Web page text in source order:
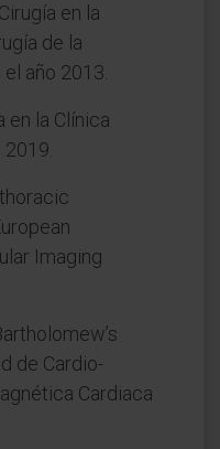
en la
de la
año 2013.
en la Clínica
Imaging
de Cardio-
Cardiaca